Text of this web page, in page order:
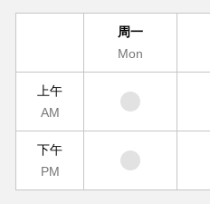
周一
Mon
上午
AM
下午
PM